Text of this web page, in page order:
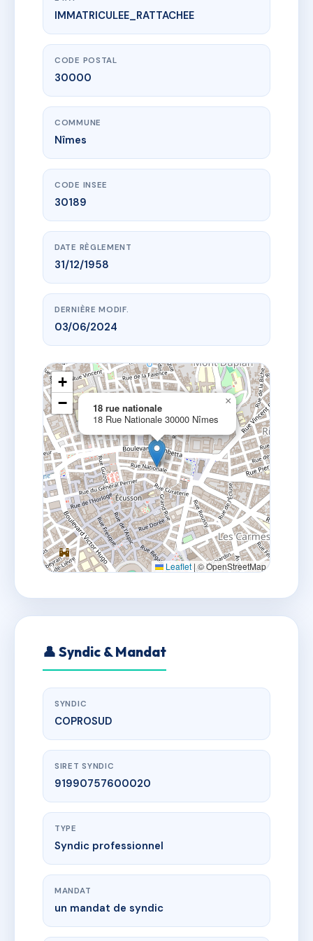
www.vme.plus/AI6827653
18 rue nationale
18 Rue Nationale
IMMATRICULEE_RATTACHEE
CODE POSTAL
30000
COMMUNE
Nîmes
CODE INSEE
30189
DATE RÈGLEMENT
31/12/1958
DERNIÈRE MODIF.
03/06/2024
18 rue nationale
18 Rue Nationale 30000 Nîmes
×
+
−
Leaflet |© OpenStreetMap
👤 Syndic & Mandat
SYNDIC
COPROSUD
SIRET SYNDIC
91990757600020
TYPE
Syndic professionnel
MANDAT
un mandat de syndic